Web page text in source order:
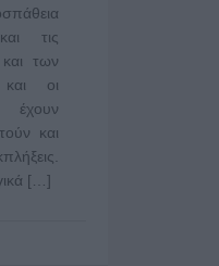
τις
των
οι
έχουν
και
[…]